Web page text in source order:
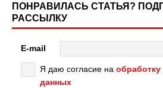
ПОНРАВИЛАСЬ СТАТЬЯ?
РАССЫЛКУ
E-mail
Я даю согласие на
данных